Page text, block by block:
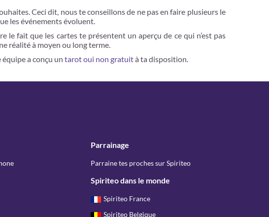
Ceci dit, nous te conseillons de ne pas en faire plusieurs le
les événements évoluent.
le fait que les cartes te présentent un aperçu de ce qui n’est pas
réalité à moyen ou long terme.
a conçu un tarot oui non gratuità ta disposition.
Parrainage
Parraine tes proches sur Spiriteo
Spiriteo dans le monde
Spiriteo France
Spiriteo Belgique